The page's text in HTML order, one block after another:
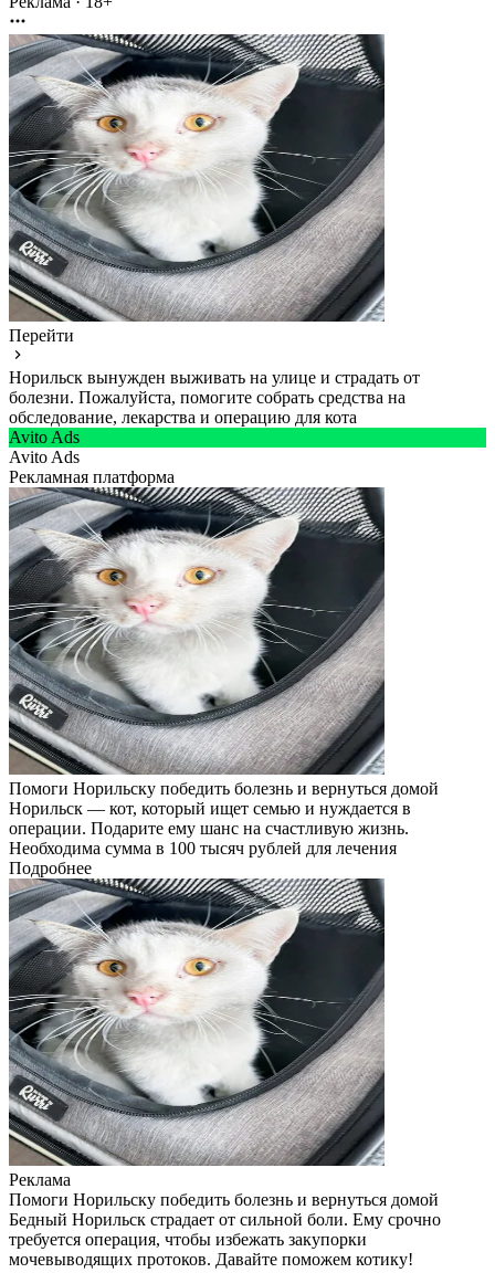
Перейти
Норильск вынужден выживать на улице и страдать от
болезни. Пожалуйста, помогите собрать средства на
обследование, лекарства и операцию для кота
Avito Ads
Avito Ads
Рекламная платформа
Помоги Норильску победить болезнь и вернуться домой
Норильск — кот, который ищет семью и нуждается в
операции. Подарите ему шанс на счастливую жизнь.
Необходима сумма в 100 тысяч рублей для лечения
Подробнее
Реклама
Помоги Норильску победить болезнь и вернуться домой
Бедный Норильск страдает от сильной боли. Ему срочно
требуется операция, чтобы избежать закупорки
мочевыводящих протоков. Давайте поможем котику!